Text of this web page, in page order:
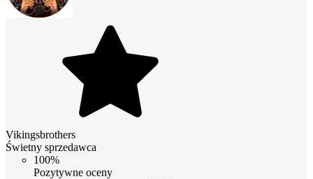
Vikingsbrothers
Świetny sprzedawca
100%
Pozytywne oceny